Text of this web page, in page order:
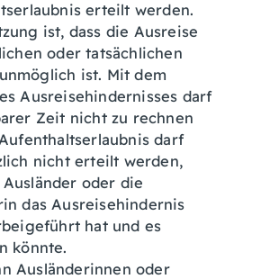
erteilt werden.
ist, dass die Ausreise
oder tatsächlichen
ist. Mit dem
Ausreisehindernisses darf
Zeit nicht zu rechnen
darf
nicht erteilt werden,
oder die
das Ausreisehindernis
hat und es
könnte.
Ausländerinnen oder